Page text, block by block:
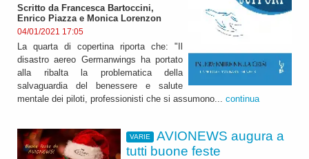
Scritto da Francesca Bartoccini,
Enrico Piazza e Monica Lorenzon
04/01/2021 17:05
La quarta di copertina riporta che: "Il
disastro aereo Germanwings ha portato
alla ribalta la problematica della
salvaguardia del benessere e salute
mentale dei piloti, professionisti che si assumono... continua
VARIE
AVIONEWS augura a
tutti buone feste